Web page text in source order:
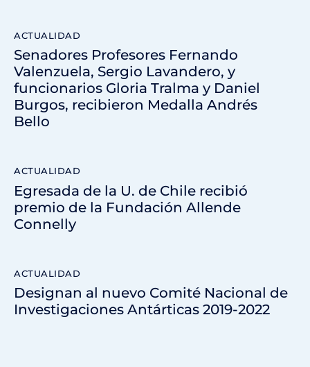
ACTUALIDAD
Senadores Profesores Fernando
Valenzuela, Sergio Lavandero, y
funcionarios Gloria Tralma y Daniel
Burgos, recibieron Medalla Andrés
Bello
ACTUALIDAD
Egresada de la U. de Chile recibió
premio de la Fundación Allende
Connelly
ACTUALIDAD
Designan al nuevo Comité Nacional de
Investigaciones Antárticas 2019-2022